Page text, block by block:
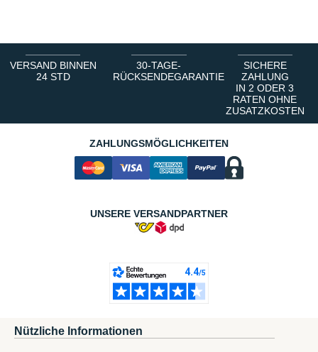
VERSAND BINNEN
24 STD
30-TAGE-
RÜCKSENDEGARANTIE
SICHERE
ZAHLUNG
IN 2 ODER 3
RATEN OHNE
ZUSATZKOSTEN
ZAHLUNGSMÖGLICHKEITEN
UNSERE VERSANDPARTNER
Nützliche Informationen